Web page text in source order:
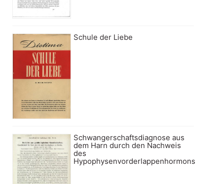
Schule der Liebe
Schwangerschaftsdiagnose aus
dem Harn durch den Nachweis
des
Hypophysenvorderlappenhormons